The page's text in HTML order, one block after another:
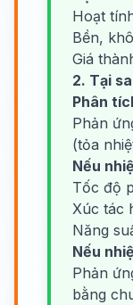
Hoạt
Bền,
Giá
2. Tại
Phân
Phản
(tỏa
Nếu
Tốc độ
Xúc tác
Năng
Nếu
Phản
bằng